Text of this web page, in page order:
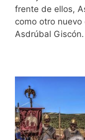
frente de ellos,
como otro
Asdrúbal Giscón.